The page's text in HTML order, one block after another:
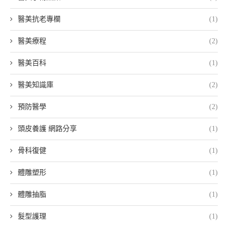
醫美抗老專欄 (1)
醫美療程 (2)
醫美百科 (1)
醫美知識庫 (2)
預防醫學 (2)
頭皮養護 網路分享 (1)
骨科復健 (1)
體雕塑形 (1)
體雕抽脂 (1)
髮型護理 (1)